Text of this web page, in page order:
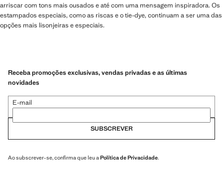
arriscar com tons mais ousados e até com uma mensagem inspiradora. Os
estampados especiais, como as riscas e o tie-dye, continuam a ser uma das
opções mais lisonjeiras e especiais.
Receba promoções exclusivas, vendas privadas e as últimas
novidades
E-mail
SUBSCREVER
Ao subscrever-se, confirma que leu a Política de Privacidade.